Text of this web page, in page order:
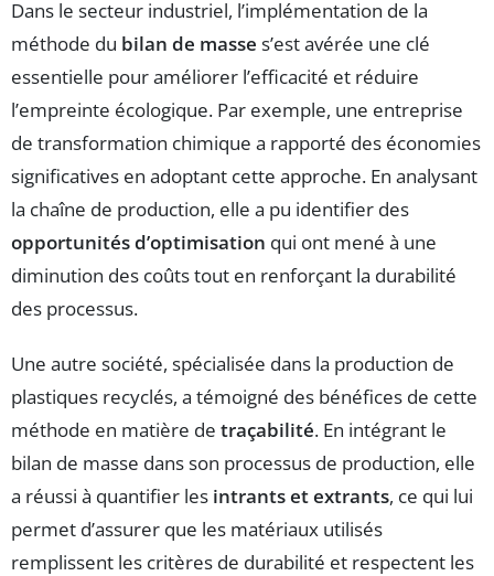
Dans le secteur industriel, l’implémentation de la
méthode du bilan de masse s’est avérée une clé
essentielle pour améliorer l’efficacité et réduire
l’empreinte écologique. Par exemple, une entreprise
de transformation chimique a rapporté des économies
significatives en adoptant cette approche. En analysant
la chaîne de production, elle a pu identifier des
opportunités d’optimisation qui ont mené à une
diminution des coûts tout en renforçant la durabilité
des processus.
Une autre société, spécialisée dans la production de
plastiques recyclés, a témoigné des bénéfices de cette
méthode en matière de traçabilité. En intégrant le
bilan de masse dans son processus de production, elle
a réussi à quantifier les intrants et extrants, ce qui lui
permet d’assurer que les matériaux utilisés
remplissent les critères de durabilité et respectent les